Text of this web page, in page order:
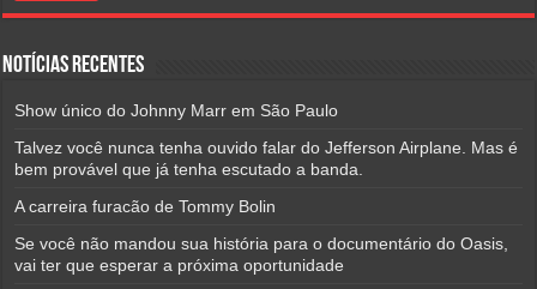
Notícias Recentes
Show único do Johnny Marr em São Paulo
Talvez você nunca tenha ouvido falar do Jefferson Airplane. Mas é
bem provável que já tenha escutado a banda.
A carreira furacão de Tommy Bolin
Se você não mandou sua história para o documentário do Oasis,
vai ter que esperar a próxima oportunidade